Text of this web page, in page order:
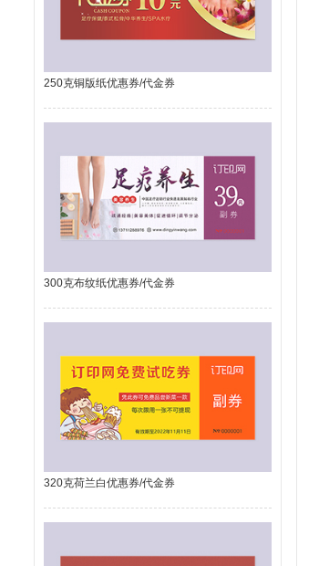
250克铜版纸优惠券/代金券
300克布纹纸优惠券/代金券
320克荷兰白优惠券/代金券